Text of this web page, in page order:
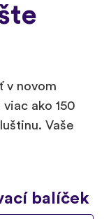
v novom
ako 150
Vaše
balíček